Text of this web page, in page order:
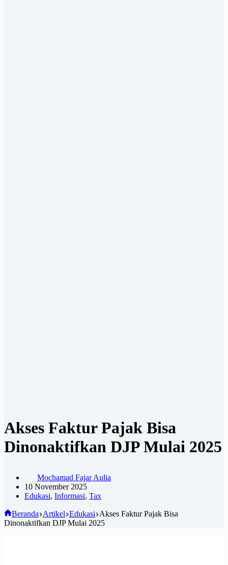
Akses Faktur Pajak Bisa
Dinonaktifkan DJP Mulai 2025
Mochamad Fajar Aulia
10 November 2025
Edukasi, Informasi, Tax
Beranda Artikel Edukasi Akses Faktur Pajak Bisa
Dinonaktifkan DJP Mulai 2025